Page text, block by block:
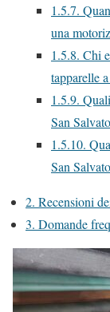
1.5.7.
una
1.5.8. Chi
tapparelle
1.5.9.
San
1.5.10.
San
2. Recensioni
3. Domande